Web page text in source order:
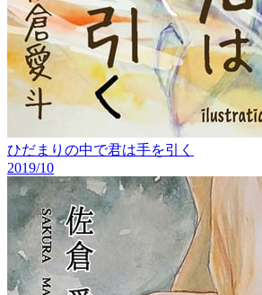
ひだまりの中で君は手を引く
2019/10